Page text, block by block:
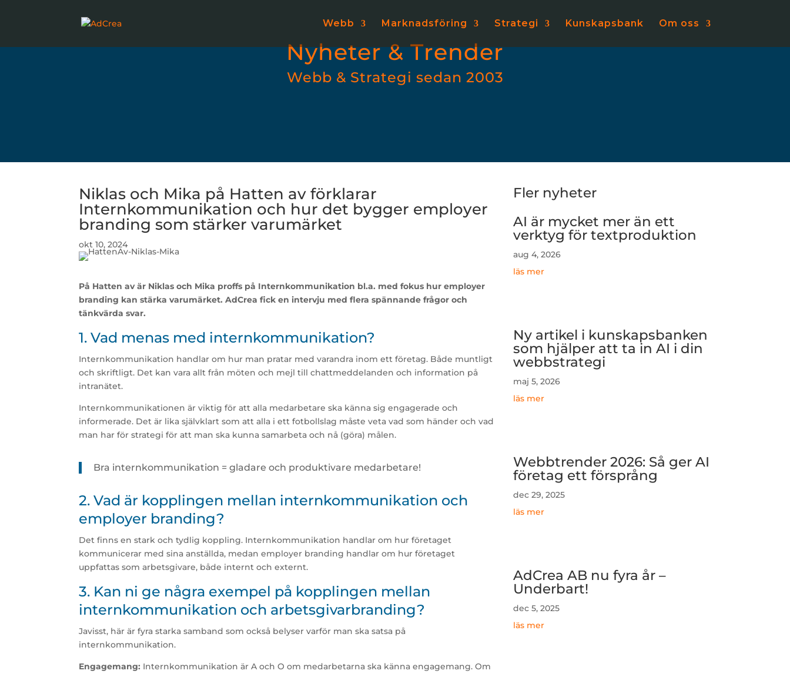
Webb Marknadsföring Strategi Kunskapsbank Om oss
Nyheter & Trender
Webb & Strategi sedan 2003
Niklas och Mika på Hatten av förklarar
Internkommunikation och hur det bygger employer
branding som stärker varumärket
okt 10, 2024
På Hatten av är Niklas och Mika proffs på Internkommunikation bl.a. med fokus hur employer
branding kan stärka varumärket. AdCrea fick en intervju med flera spännande frågor och
tänkvärda svar.
1. Vad menas med internkommunikation?
Internkommunikation handlar om hur man pratar med varandra inom ett företag. Både muntligt
och skriftligt. Det kan vara allt från möten och mejl till chattmeddelanden och information på
intranätet.
Internkommunikationen är viktig för att alla medarbetare ska känna sig engagerade och
informerade. Det är lika självklart som att alla i ett fotbollslag måste veta vad som händer och vad
man har för strategi för att man ska kunna samarbeta och nå (göra) målen.
Bra internkommunikation = gladare och produktivare medarbetare!
2. Vad är kopplingen mellan internkommunikation och
employer branding?
Det finns en stark och tydlig koppling. Internkommunikation handlar om hur företaget
kommunicerar med sina anställda, medan employer branding handlar om hur företaget
uppfattas som arbetsgivare, både internt och externt.
3. Kan ni ge några exempel på kopplingen mellan
internkommunikation och arbetsgivarbranding?
Javisst, här är fyra starka samband som också belyser varför man ska satsa på
internkommunikation.
Engagemang: Internkommunikation är A och O om medarbetarna ska känna engagemang. Om
Fler nyheter
AI är mycket mer än ett
verktyg för textproduktion
aug 4, 2026
läs mer
Ny artikel i kunskapsbanken
som hjälper att ta in AI i din
webbstrategi
maj 5, 2026
läs mer
Webbtrender 2026: Så ger AI
företag ett försprång
dec 29, 2025
läs mer
AdCrea AB nu fyra år –
Underbart!
dec 5, 2025
läs mer